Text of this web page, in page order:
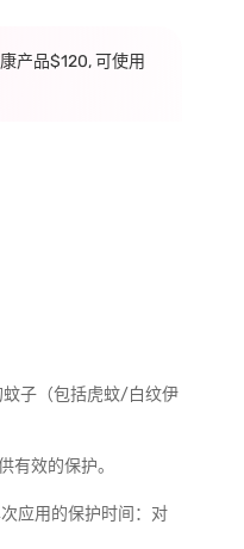
产品$120, 可使用
子（包括虎蚊/白纹伊
效的保护。
应用的保护时间：对